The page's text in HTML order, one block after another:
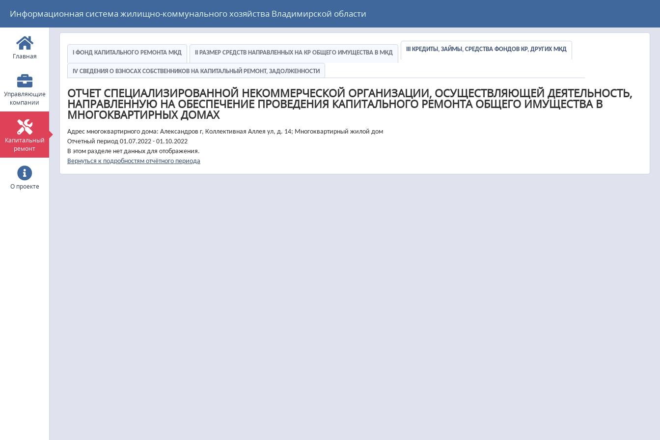
Информационная система жилищно-коммунального хозяйства Владимирской области
Главная
Управляющие
компании
Капитальный
ремонт
О проекте
I ФОНД КАПИТАЛЬНОГО РЕМОНТА МКД II РАЗМЕР СРЕДСТВ НАПРАВЛЕННЫХ НА КР ОБЩЕГО ИМУЩЕСТВА В МКД
III КРЕДИТЫ, ЗАЙМЫ, СРЕДСТВА ФОНДОВ КР, ДРУГИХ МКД
IV СВЕДЕНИЯ О ВЗНОСАХ СОБСТВЕННИКОВ НА КАПИТАЛЬНЫЙ РЕМОНТ, ЗАДОЛЖЕННОСТИ
ОТЧЕТ СПЕЦИАЛИЗИРОВАННОЙ НЕКОММЕРЧЕСКОЙ ОРГАНИЗАЦИИ, ОСУЩЕСТВЛЯЮЩЕЙ ДЕЯТЕЛЬНОСТЬ,
НАПРАВЛЕННУЮ НА ОБЕСПЕЧЕНИЕ ПРОВЕДЕНИЯ КАПИТАЛЬНОГО РЕМОНТА ОБЩЕГО ИМУЩЕСТВА В
МНОГОКВАРТИРНЫХ ДОМАХ
Адрес многоквартирного дома: Александров г, Коллективная Аллея ул, д. 14; Многоквартирный жилой дом
Отчетный период 01.07.2022 - 01.10.2022
В этом разделе нет данных для отображения.
Вернуться к подробностям отчётного периода